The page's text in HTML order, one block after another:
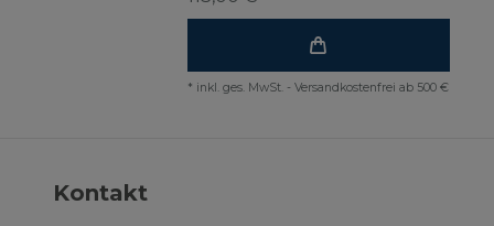
* inkl. ges. MwSt. - Versandkostenfrei ab 500 €
Kontakt